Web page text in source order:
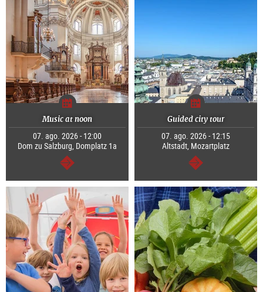
Music at noon
07. ago. 2026 - 12:00
Dom zu Salzburg, Domplatz 1a
segue
Guided city tour
07. ago. 2026 - 12:15
Altstadt, Mozartplatz
segue